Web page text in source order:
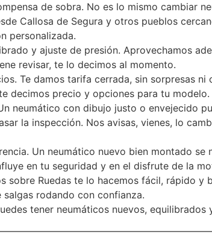
de sobra. No es lo mismo cambiar
Callosa de Segura y otros pueblos
personalizada.
y ajuste de presión. Aprovechamos
revisar, te lo decimos al momento.
Te damos tarifa cerrada, sin sorpresas ni
decimos precio y opciones para tu modelo.
neumático con dibujo justo o envejecido
la inspección. Nos avisas, vienes, lo
Un neumático nuevo bien montado se
en tu seguridad y en el disfrute de la
sobre Ruedas te lo hacemos fácil, rápido y
rodando con confianza.
tener neumáticos nuevos, equilibrados